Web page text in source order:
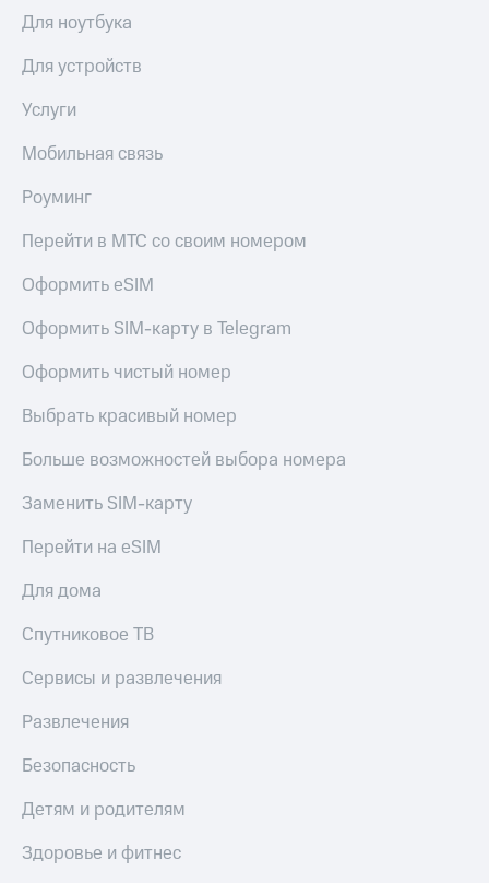
Для ноутбука
Для устройств
Услуги
Мобильная связь
Роуминг
Перейти в МТС со своим номером
Оформить eSIM
Оформить SIM-карту в Telegram
Оформить чистый номер
Выбрать красивый номер
Больше возможностей выбора номера
Заменить SIM-карту
Перейти на eSIM
Для дома
Спутниковое ТВ
Сервисы и развлечения
Развлечения
Безопасность
Детям и родителям
Здоровье и фитнес